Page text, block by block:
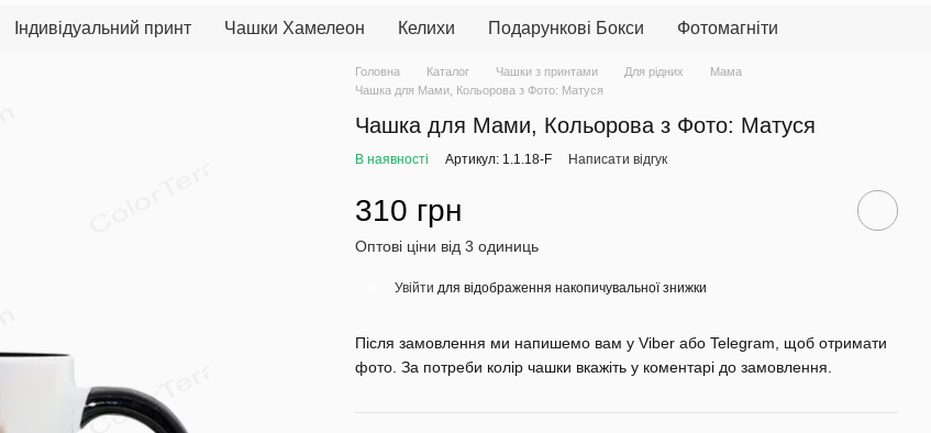
Індивідуальний принт Чашки Хамелеон Келихи Подарункові Бокси Фотомагніти
Головна Каталог Чашки з принтами Для рідних
Мама
Чашка для Мами, Кольорова з Фото: Матуся
Чашка для Мами, Кольорова з Фото: Матуся
В наявності Артикул: 1.1.18-F Написати відгук
310 грн
Оптові ціни від 3 одиниць
Увійти для відображення накопичувальної знижки
Після замовлення ми напишемо вам у Viber або Telegram, щоб отримати
фото. За потреби колір чашки вкажіть у коментарі до замовлення.